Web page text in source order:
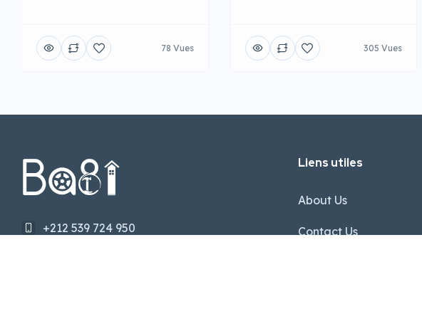
78 Vues 305 Vues
+212 539 724 950
Liens utiles
About Us
Contact Us